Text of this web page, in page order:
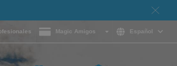
Magic Amigos Español